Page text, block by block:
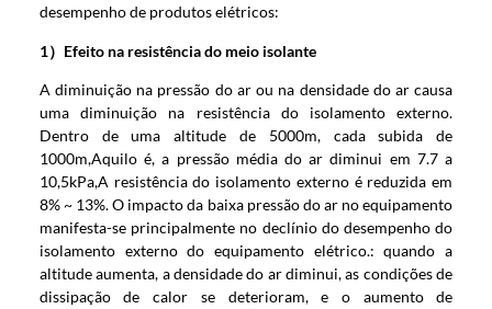
desempenho de produtos elétricos:
1）Efeito na resistência do meio isolante
A diminuição na pressão do ar ou na densidade do ar causa
uma diminuição na resistência do isolamento externo.
Dentro de uma altitude de 5000m, cada subida de
1000m,Aquilo é, a pressão média do ar diminui em 7.7 a
10,5kPa,A resistência do isolamento externo é reduzida em
8% ~ 13%. O impacto da baixa pressão do ar no equipamento
manifesta-se principalmente no declínio do desempenho do
isolamento externo do equipamento elétrico.: quando a
altitude aumenta, a densidade do ar diminui, as condições de
dissipação de calor se deterioram, e o aumento de